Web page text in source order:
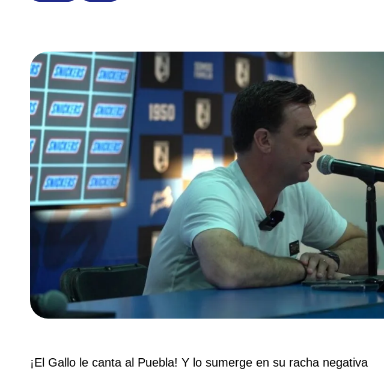
¡El Gallo le canta al Puebla! Y lo sumerge en su racha negativa